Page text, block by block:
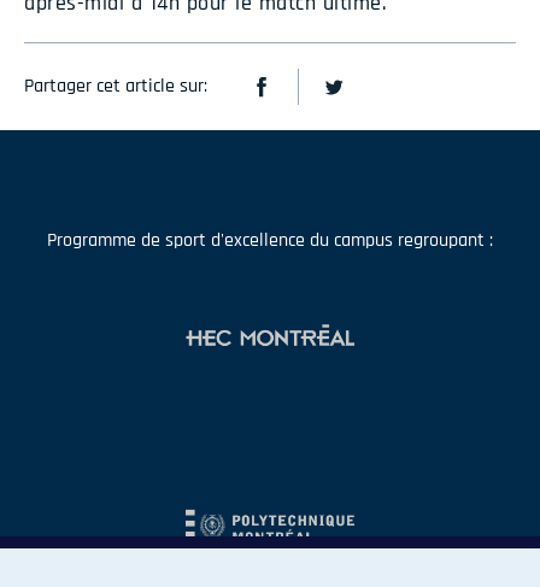
Partager cet article sur:
Programme de sport d'excellence du campus regroupant :